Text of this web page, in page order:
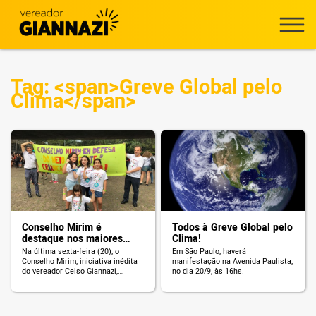
Tag: <span>Greve Global pelo
Clima</span>
Conselho Mirim é
destaque nos maiores
veículos de comunicação
do país
Na última sexta-feira (20), o
Conselho Mirim, iniciativa inédita
do vereador Celso Giannazi,
pelo Clima, movimento organizado
Todos à Greve Global pelo
Clima!
Em São Paulo, haverá
manifestação na Avenida Paulista,
no dia 20/9, às 16hs.